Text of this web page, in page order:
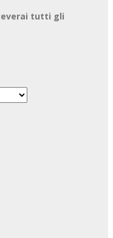
tutti gli